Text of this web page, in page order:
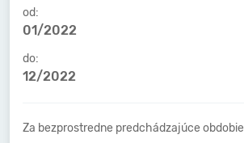
od:
01/2022
do:
12/2022
Za bezprostredne predchádzajúce obdobie